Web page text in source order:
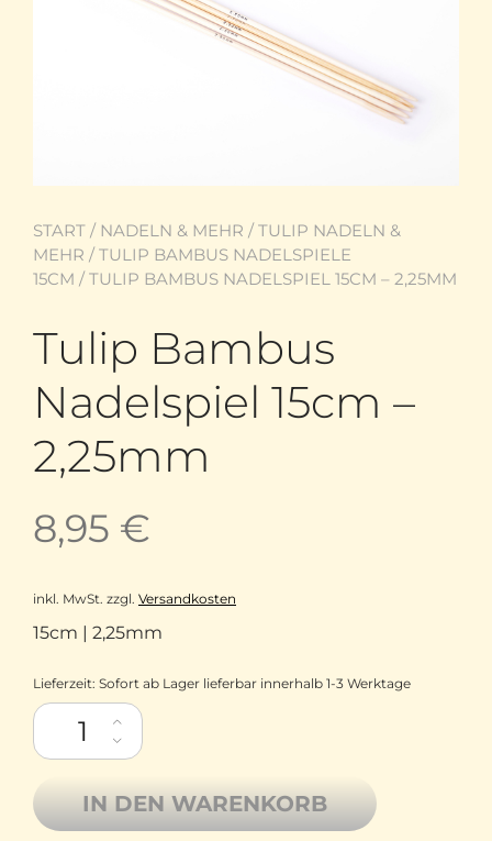
START / NADELN & MEHR /TULIP NADELN &
MEHR /TULIP BAMBUS NADELSPIELE
15CM / TULIP BAMBUS NADELSPIEL 15CM – 2,25MM
Tulip Bambus
Nadelspiel 15cm –
2,25mm
8,95 €
inkl. MwSt. zzgl. Versandkosten
15cm | 2,25mm
Lieferzeit: Sofort ab Lager lieferbar innerhalb 1-3 Werktage
Tulip Bambus Nadelspiel 15cm - 2,25mm Menge
IN DEN WARENKORB